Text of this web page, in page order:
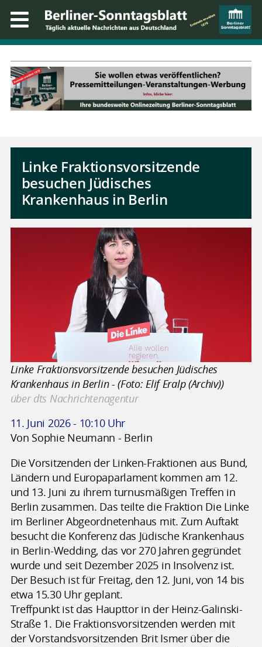
Linke Fraktionsvorsitzende
besuchen Jüdisches
Krankenhaus in Berlin
Linke Fraktionsvorsitzende besuchen Jüdisches
Krankenhaus in Berlin - (Foto: Elif Eralp (Archiv))
über dts Nachrichtenagentur
11. Juni 2026 - 10:10 Uhr
Von Sophie Neumann - Berlin
Die Vorsitzenden der Linken-Fraktionen aus Bund,
Ländern und Europaparlament kommen am 12.
und 13. Juni zu ihrem turnusmäßigen Treffen in
Berlin zusammen. Das teilte die Fraktion Die Linke
im Berliner Abgeordnetenhaus mit. Zum Auftakt
besucht die Konferenz das Jüdische Krankenhaus
in Berlin-Wedding, das vor 270 Jahren gegründet
wurde und seit Dezember 2025 in Insolvenz ist.
Der Besuch ist für Freitag, den 12. Juni, von 14 bis
etwa 15.30 Uhr geplant.
Treffpunkt ist das Haupttor in der Heinz-Galinski-
Straße 1. Die Fraktionsvorsitzenden werden mit
der Vorstandsvorsitzenden Brit Ismer über die